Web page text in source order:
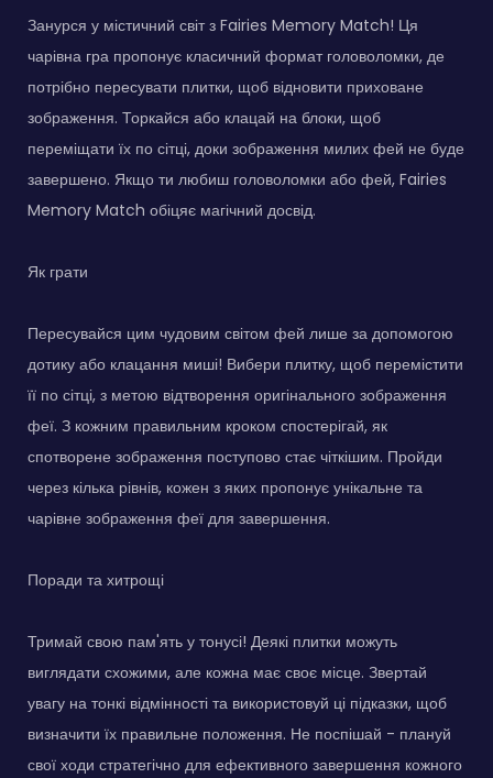
Занурся у містичний світ з Fairies Memory Match! Ця
чарівна гра пропонує класичний формат головоломки, де
потрібно пересувати плитки, щоб відновити приховане
зображення. Торкайся або клацай на блоки, щоб
переміщати їх по сітці, доки зображення милих фей не буде
завершено. Якщо ти любиш головоломки або фей, Fairies
Memory Match обіцяє магічний досвід.
Як грати
Пересувайся цим чудовим світом фей лише за допомогою
дотику або клацання миші! Вибери плитку, щоб перемістити
її по сітці, з метою відтворення оригінального зображення
феї. З кожним правильним кроком спостерігай, як
спотворене зображення поступово стає чіткішим. Пройди
через кілька рівнів, кожен з яких пропонує унікальне та
чарівне зображення феї для завершення.
Поради та хитрощі
Тримай свою пам'ять у тонусі! Деякі плитки можуть
виглядати схожими, але кожна має своє місце. Звертай
увагу на тонкі відмінності та використовуй ці підказки, щоб
визначити їх правильне положення. Не поспішай - плануй
свої ходи стратегічно для ефективного завершення кожного